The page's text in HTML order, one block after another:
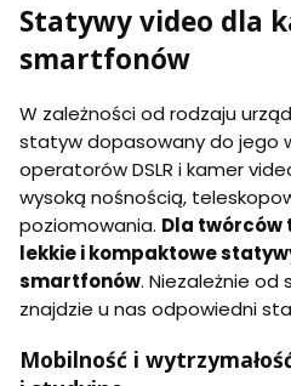
Statywy video dla
smartfonów
W zależności od rodzaju
statyw dopasowany do jego
operatorów DSLR i kamer
wysoką nośnością,
poziomowania. Dla twórców
lekkie i kompaktowe
smartfonów. Niezależnie od
znajdzie u nas odpowiedni
Mobilność i